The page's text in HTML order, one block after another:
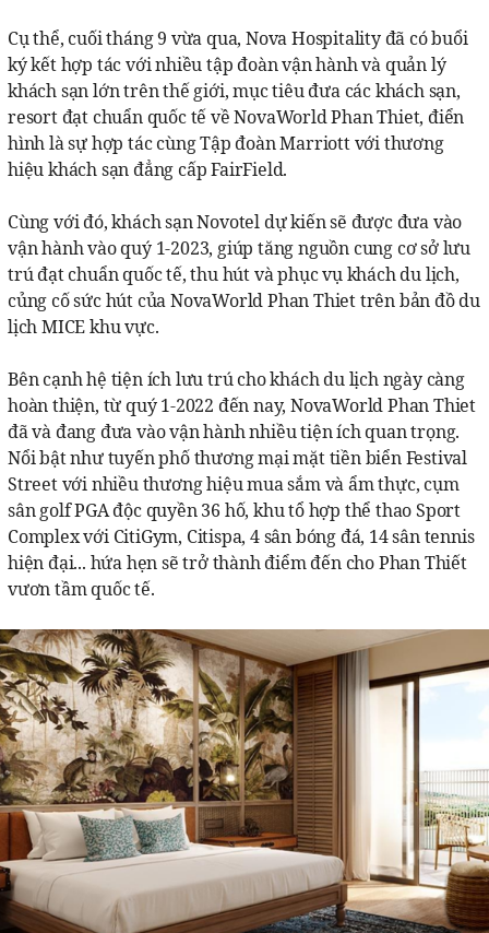
Cụ thể, cuối tháng 9 vừa qua, Nova Hospitality đã có buổi
ký kết hợp tác với nhiều tập đoàn vận hành và quản lý
khách sạn lớn trên thế giới, mục tiêu đưa các khách sạn,
resort đạt chuẩn quốc tế về NovaWorld Phan Thiet, điển
hình là sự hợp tác cùng Tập đoàn Marriott với thương
hiệu khách sạn đẳng cấp FairField.
Cùng với đó, khách sạn Novotel dự kiến sẽ được đưa vào
vận hành vào quý 1-2023, giúp tăng nguồn cung cơ sở lưu
trú đạt chuẩn quốc tế, thu hút và phục vụ khách du lịch,
củng cố sức hút của NovaWorld Phan Thiet trên bản đồ du
lịch MICE khu vực.
Bên cạnh hệ tiện ích lưu trú cho khách du lịch ngày càng
hoàn thiện, từ quý 1-2022 đến nay, NovaWorld Phan Thiet
đã và đang đưa vào vận hành nhiều tiện ích quan trọng.
Nổi bật như tuyến phố thương mại mặt tiền biển Festival
Street với nhiều thương hiệu mua sắm và ẩm thực, cụm
sân golf PGA độc quyền 36 hố, khu tổ hợp thể thao Sport
Complex với CitiGym, Citispa, 4 sân bóng đá, 14 sân tennis
hiện đại... hứa hẹn sẽ trở thành điểm đến cho Phan Thiết
vươn tầm quốc tế.